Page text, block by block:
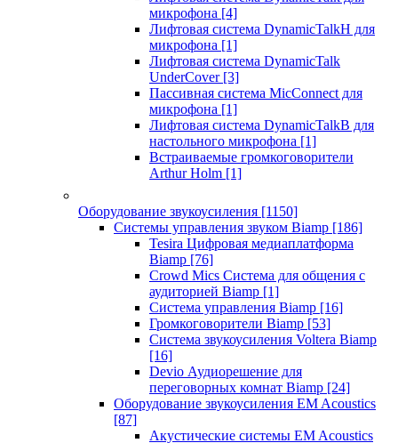
микрофона [4]
Лифтовая система DynamicTalkH для
микрофона [1]
Лифтовая система DynamicTalk
UnderCover [3]
Пассивная система MicConnect для
микрофона [1]
Лифтовая система DynamicTalkB для
настольного микрофона [1]
Встраиваемые громкоговорители
Arthur Holm [1]
Оборудование звукоусиления [1150]
Системы управления звуком Biamp [186]
Tesira Цифровая медиаплатформа
Biamp [76]
Crowd Mics Система для общения с
аудиторией Biamp [1]
Система управления Biamp [16]
Громкоговорители Biamp [53]
Система звукоусиления Voltera Biamp
[16]
Devio Аудиорешение для
переговорных комнат Biamp [24]
Оборудование звукоусиления EM Acoustics
[87]
Акустические системы EM Acoustics